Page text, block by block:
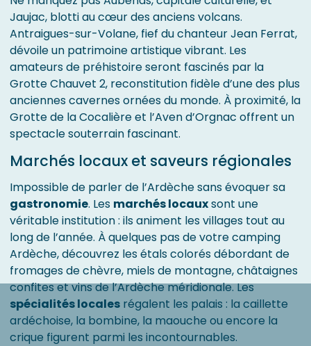
Jaujac, blotti au cœur des anciens volcans.
Antraigues-sur-Volane, fief du chanteur Jean Ferrat,
dévoile un patrimoine artistique vibrant. Les
amateurs de préhistoire seront fascinés par la
Grotte Chauvet 2, reconstitution fidèle d’une des plus
anciennes cavernes ornées du monde. À proximité, la
Grotte de la Cocalière et l’Aven d’Orgnac offrent un
spectacle souterrain fascinant.
Marchés locaux et saveurs régionales
Impossible de parler de l’Ardèche sans évoquer sa
gastronomie. Les marchés locauxsont une
véritable institution : ils animent les villages tout au
long de l’année. À quelques pas de votre camping
Ardèche, découvrez les étals colorés débordant de
fromages de chèvre, miels de montagne, châtaignes
confites et vins de l’Ardèche méridionale. Les
spécialités locales régalent les palais : la caillette
ardéchoise, la bombine, la maouche ou encore la
crique figurent parmi les incontournables.